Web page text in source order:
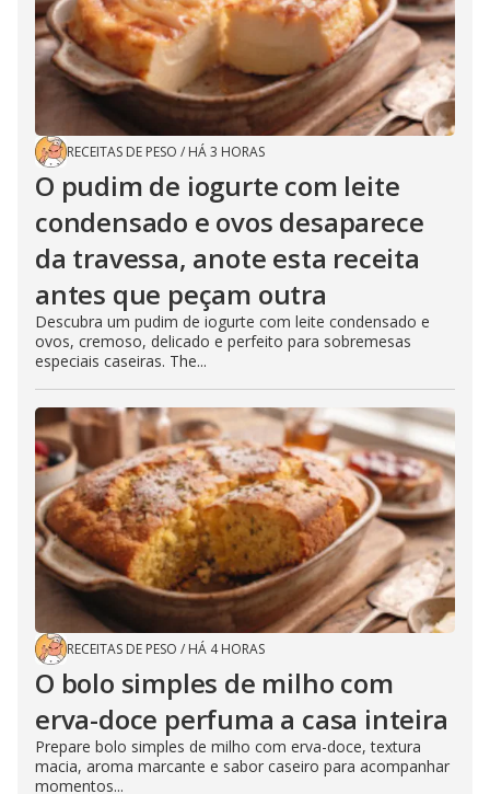
RECEITAS DE PESO / HÁ 3 HORAS
O pudim de iogurte com leite
condensado e ovos desaparece
da travessa, anote esta receita
antes que peçam outra
Descubra um pudim de iogurte com leite condensado e
ovos, cremoso, delicado e perfeito para sobremesas
especiais caseiras. The...
RECEITAS DE PESO / HÁ 4 HORAS
O bolo simples de milho com
erva-doce perfuma a casa inteira
Prepare bolo simples de milho com erva-doce, textura
macia, aroma marcante e sabor caseiro para acompanhar
momentos...